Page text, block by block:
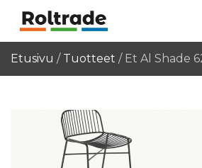
Etusivu / Tuotteet / Et Al Shade